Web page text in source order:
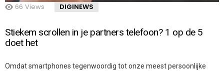
66 Views DIGINEWS
Stiekem scrollen in je partners telefoon? 1 op de 5
doet het
Omdat smartphones tegenwoordig tot onze meest persoonlijke